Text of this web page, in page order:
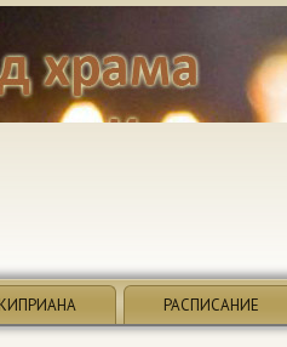
РАСПИСАНИЕ